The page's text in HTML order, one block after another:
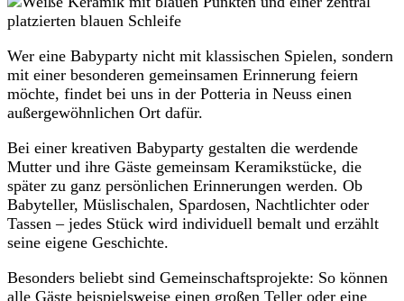
Wer eine Babyparty nicht mit klassischen Spielen, sondern
mit einer besonderen gemeinsamen Erinnerung feiern
möchte, findet bei uns in der Potteria in Neuss einen
außergewöhnlichen Ort dafür.
Bei einer kreativen Babyparty gestalten die werdende
Mutter und ihre Gäste gemeinsam Keramikstücke, die
später zu ganz persönlichen Erinnerungen werden. Ob
Babyteller, Müslischalen, Spardosen, Nachtlichter oder
Tassen – jedes Stück wird individuell bemalt und erzählt
seine eigene Geschichte.
Besonders beliebt sind Gemeinschaftsprojekte: So können
alle Gäste beispielsweise einen großen Teller oder eine